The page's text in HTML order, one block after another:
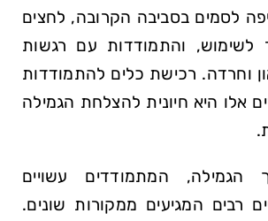
לסמים בסביבה הקרובה, לחצים
לשימוש, והתמודדות עם רגשות
וחרדה. רכישת כלים להתמודדות
אלו היא חיונית להצלחת הגמילה
הגמילה, המתמודדים עשויים
רבים המגיעים ממקורות שונים.